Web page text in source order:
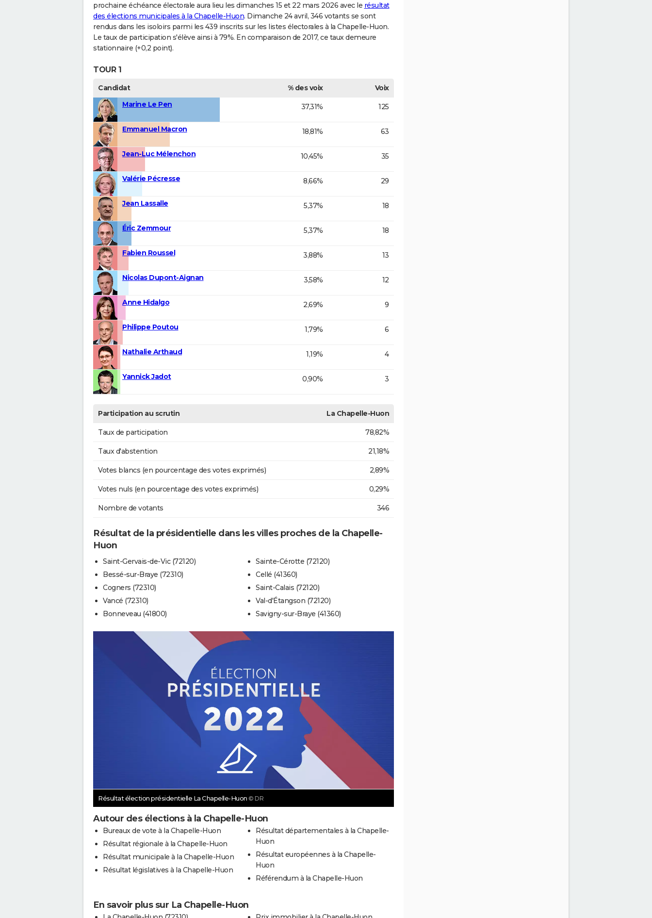
prochaine échéance électorale aura lieu les dimanches 15 et 22 mars 2026 avec le résultat
des élections municipales à la Chapelle-Huon. Dimanche 24 avril, 346 votants se sont
rendus dans les isoloirs parmi les 439 inscrits sur les listes électorales à la Chapelle-Huon.
Le taux de participation s'élève ainsi à 79%. En comparaison de 2017, ce taux demeure
stationnaire (+0,2 point).
TOUR 1
Candidat % des voix
Voix
Marine Le Pen
37,31% 125
Emmanuel Macron 18,81% 63
Jean-Luc Mélenchon 10,45% 35
Valérie Pécresse 8,66% 29
Jean Lassalle 5,37% 18
Éric Zemmour 5,37% 18
Fabien Roussel 3,88% 13
Nicolas Dupont-Aignan 3,58% 12
Anne Hidalgo 2,69% 9
Philippe Poutou 1,79% 6
Nathalie Arthaud 1,19% 4
Yannick Jadot 0,90% 3
Participation au scrutin La Chapelle-Huon
Taux de participation 78,82%
Taux d'abstention 21,18%
Votes blancs (en pourcentage des votes exprimés) 2,89%
Votes nuls (en pourcentage des votes exprimés) 0,29%
Nombre de votants 346
Résultat de la présidentielle dans les villes proches de la Chapelle-
Huon
Saint-Gervais-de-Vic (72120)
Bessé-sur-Braye (72310)
Cogners (72310)
Vancé (72310)
Bonneveau (41800)
Sainte-Cérotte (72120)
Cellé (41360)
Saint-Calais (72120)
Val-d'Étangson (72120)
Savigny-sur-Braye (41360)
Résultat élection présidentielle La Chapelle-Huon © DR
Autour des élections à la Chapelle-Huon
Bureaux de vote à la Chapelle-Huon
Résultat régionale à la Chapelle-Huon
Résultat municipale à la Chapelle-Huon
Résultat législatives à la Chapelle-Huon
Résultat départementales à la Chapelle-
Huon
Résultat européennes à la Chapelle-
Huon
Référendum à la Chapelle-Huon
En savoir plus sur La Chapelle-Huon